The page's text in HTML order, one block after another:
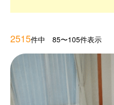
2515件中 85〜105件表示